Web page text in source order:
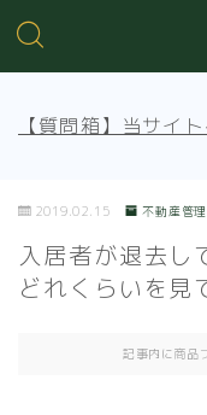
売買知識
賃貸トラブル
【質問箱】当サイ
2019.02.15 不動産管理
入居者が退去し
どれくらいを見
記事内に商品